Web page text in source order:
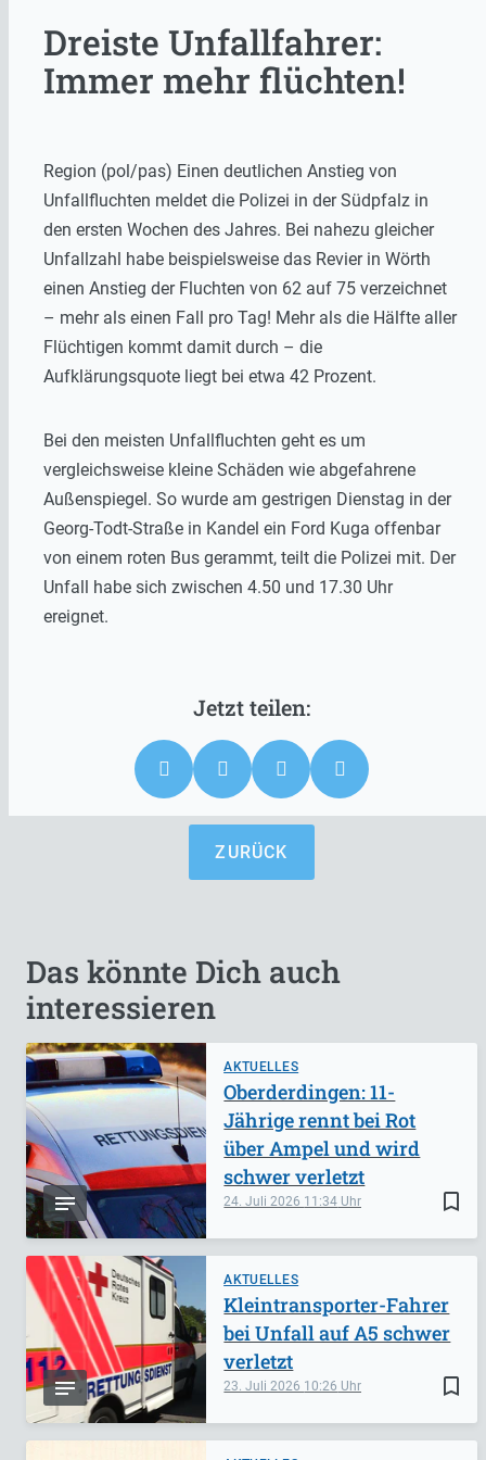
Dreiste Unfallfahrer:
Immer mehr flüchten!
Region (pol/pas) Einen deutlichen Anstieg von
Unfallfluchten meldet die Polizei in der Südpfalz in
den ersten Wochen des Jahres. Bei nahezu gleicher
Unfallzahl habe beispielsweise das Revier in Wörth
einen Anstieg der Fluchten von 62 auf 75 verzeichnet
– mehr als einen Fall pro Tag! Mehr als die Hälfte aller
Flüchtigen kommt damit durch – die
Aufklärungsquote liegt bei etwa 42 Prozent.
Bei den meisten Unfallfluchten geht es um
vergleichsweise kleine Schäden wie abgefahrene
Außenspiegel. So wurde am gestrigen Dienstag in der
Georg-Todt-Straße in Kandel ein Ford Kuga offenbar
von einem roten Bus gerammt, teilt die Polizei mit. Der
Unfall habe sich zwischen 4.50 und 17.30 Uhr
ereignet.
ZURÜCK
Das könnte Dich auch
interessieren
AKTUELLES
bookmark_border
24. Juli 2026 11:34
Oberderdingen: 11-
Jährige rennt bei Rot
über Ampel und wird
schwer verletzt
AKTUELLES
bookmark_border
23. Juli 2026 10:26
Kleintransporter-Fahrer
bei Unfall auf A5 schwer
verletzt